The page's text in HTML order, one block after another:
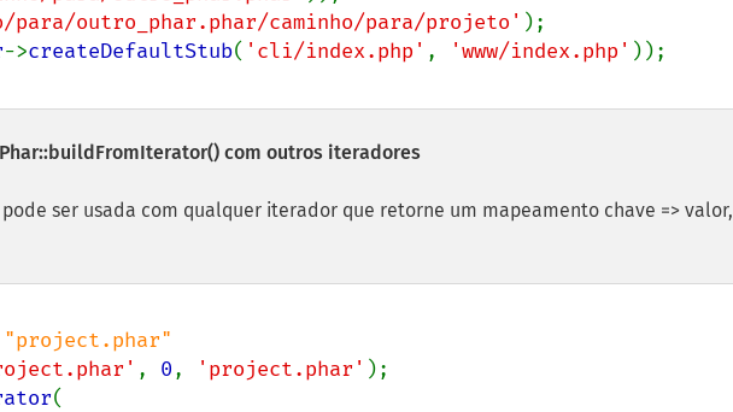
para/outro_phar.phar/caminho/para/projeto'
->createDefaultStub( 'cli/index.php' , 'www/index.php'
Phar::buildFromIterator() com outros iteradores
ser usada com qualquer iterador que retorne um mapeamento chave => valor,
, 0, 'project.phar'
(